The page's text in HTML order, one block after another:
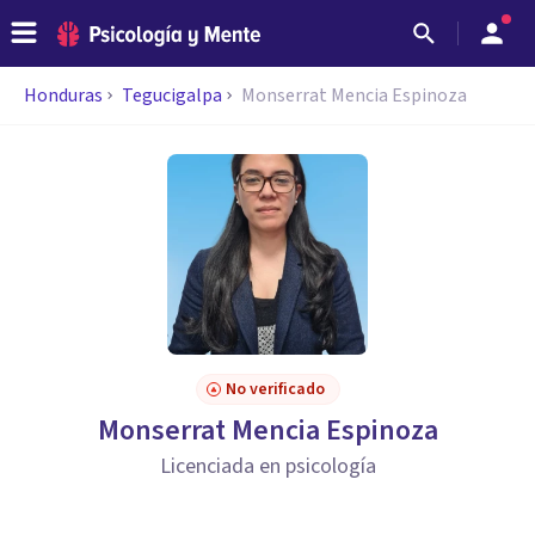
Honduras Tegucigalpa Monserrat Mencia Espinoza
No verificado
Monserrat Mencia Espinoza
Licenciada en psicología